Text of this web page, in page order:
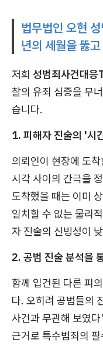
법무법인 오현
년의 세월을 뚫
저희 성범죄사건대응
찰의 유죄 심증을 무
습니다.
1. 피해자 진술의 '시
의뢰인이 현장에 도
시각 사이의 간극을
도착했을 때는 이미
일치할 수 없는 물리
자 진술의 신빙성이
2. 공범 진술 분석을
함께 입건된 다른 피
다. 오히려 공범들의
사건과 무관해 보였
근거로 특수범죄의